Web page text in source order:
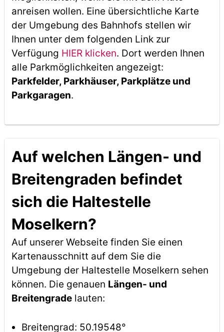
anreisen wollen. Eine übersichtliche Karte
der Umgebung des Bahnhofs stellen wir
Ihnen unter dem folgenden Link zur
Verfügung HIER klicken. Dort werden Ihnen
alle Parkmöglichkeiten angezeigt:
Parkfelder, Parkhäuser, Parkplätze und
Parkgaragen.
Auf welchen Längen- und
Breitengraden befindet
sich die Haltestelle
Moselkern?
Auf unserer Webseite finden Sie einen
Kartenausschnitt auf dem Sie die
Umgebung der Haltestelle Moselkern sehen
können. Die genauen Längen- und
Breitengradelauten:
Breitengrad: 50.19548°